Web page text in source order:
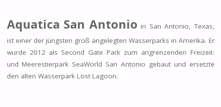
Aquatica San Antonio in San Antonio, Texas,
ist einer der jüngsten groß angelegten Wasserparks in Amerika. Er
wurde 2012 als Second Gate Park zum angrenzenden Freizeit-
und Meerestierpark SeaWorld San Antonio gebaut und ersetzte
den alten Wasserpark Lost Lagoon.